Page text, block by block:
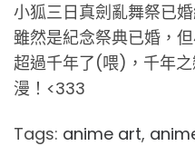
小狐三日真劍亂舞祭
雖然是紀念祭典已婚，
超過千年了(喂)，千年
漫！<333
Tags: anime art,